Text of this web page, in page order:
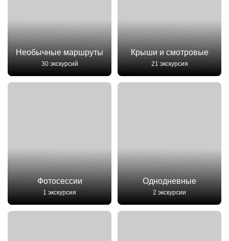
Необычные маршруты
30 экскурсий
Крыши и смотровые
21 экскурсия
Фотосессии
1 экскурсия
Однодневные
2 экскурсии